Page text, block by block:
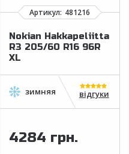
Nokian Hakkapeliitta
R3 205/60 R16 96R
XL
відгуки
4284 грн.